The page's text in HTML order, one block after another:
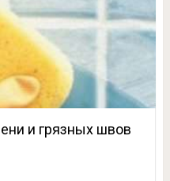
и грязных швов